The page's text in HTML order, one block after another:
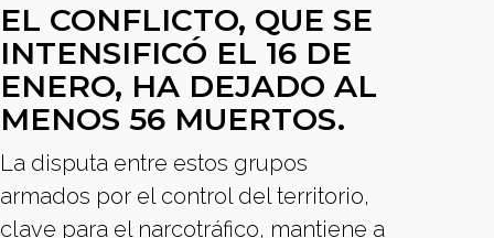
EL CONFLICTO, QUE SE
INTENSIFICÓ EL 16 DE
ENERO, HA DEJADO AL
MENOS 56 MUERTOS.
La disputa entre estos grupos
armados por el control del territorio,
clave para el narcotráfico, mantiene a